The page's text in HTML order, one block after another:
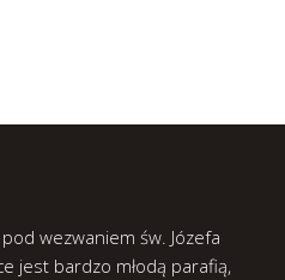
wezwaniem św. Józefa
jest bardzo młodą parafią,